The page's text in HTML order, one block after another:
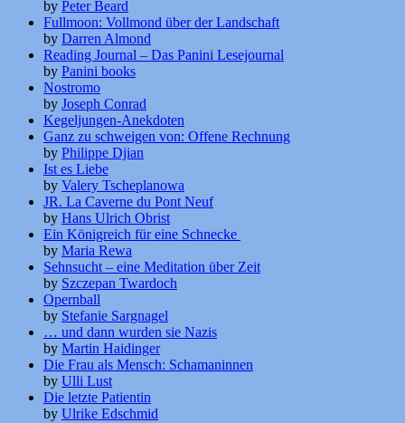
by Peter Beard
Fullmoon: Vollmond über der Landschaft
by Darren Almond
Reading Journal – Das Panini Lesejournal
by Panini books
Nostromo
by Joseph Conrad
Kegeljungen-Anekdoten
Ganz zu schweigen von: Offene Rechnung
by Philippe Djian
Ist es Liebe
by Valery Tscheplanowa
JR. La Caverne du Pont Neuf
by Hans Ulrich Obrist
Ein Königreich für eine Schnecke
by Maria Rewa
Sehnsucht – eine Meditation über Zeit
by Szczepan Twardoch
Opernball
by Stefanie Sargnagel
… und dann wurden sie Nazis
by Martin Haidinger
Die Frau als Mensch: Schamaninnen
by Ulli Lust
Die letzte Patientin
by Ulrike Edschmid